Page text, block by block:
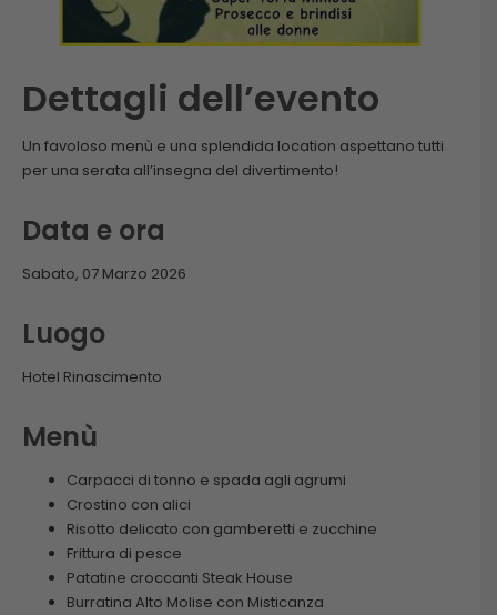
Dettagli dell’evento
Un favoloso menù e una splendida location aspettano tutti
per una serata all’insegna del divertimento!
Data e ora
Sabato, 07 Marzo 2026
Luogo
Hotel Rinascimento
Menù
Carpacci di tonno e spada agli agrumi
Crostino con alici
Risotto delicato con gamberetti e zucchine
Frittura di pesce
Patatine croccanti Steak House
Burratina Alto Molise con Misticanza